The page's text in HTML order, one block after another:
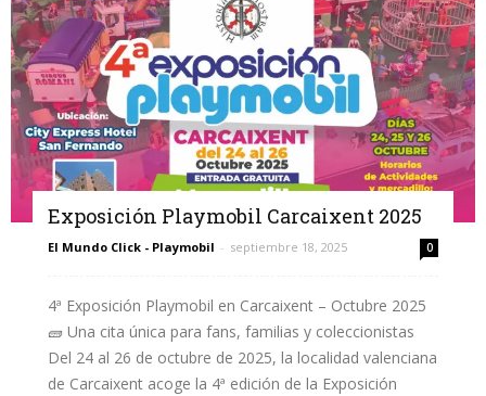
Exposición Playmobil Carcaixent 2025
El Mundo Click - Playmobil - septiembre 18, 2025 0
4ª Exposición Playmobil en Carcaixent – Octubre 2025
🧱 Una cita única para fans, familias y coleccionistas
Del 24 al 26 de octubre de 2025, la localidad valenciana
de Carcaixent acoge la 4ª edición de la Exposición